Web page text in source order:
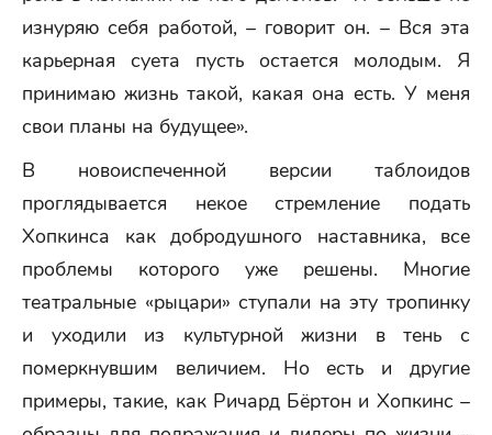
изнуряю себя работой, – говорит он. – Вся эта
карьерная суета пусть остается молодым. Я
принимаю жизнь такой, какая она есть. У меня
свои планы на будущее».
В новоиспеченной версии таблоидов
проглядывается некое стремление подать
Хопкинса как добродушного наставника, все
проблемы которого уже решены. Многие
театральные «рыцари» ступали на эту тропинку
и уходили из культурной жизни в тень с
померкнувшим величием. Но есть и другие
примеры, такие, как Ричард Бёртон и Хопкинс –